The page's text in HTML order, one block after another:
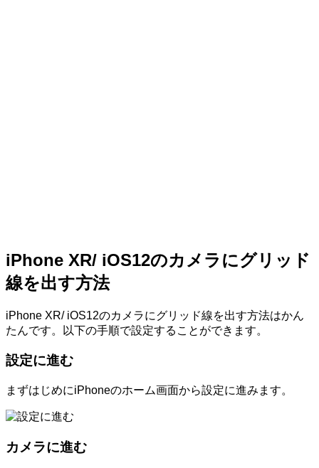
iPhone XR/ iOS12のカメラにグリッド
線を出す方法
iPhone XR/ iOS12のカメラにグリッド線を出す方法はかん
たんです。以下の手順で設定することができます。
設定に進む
まずはじめにiPhoneのホーム画面から設定に進みます。
カメラに進む